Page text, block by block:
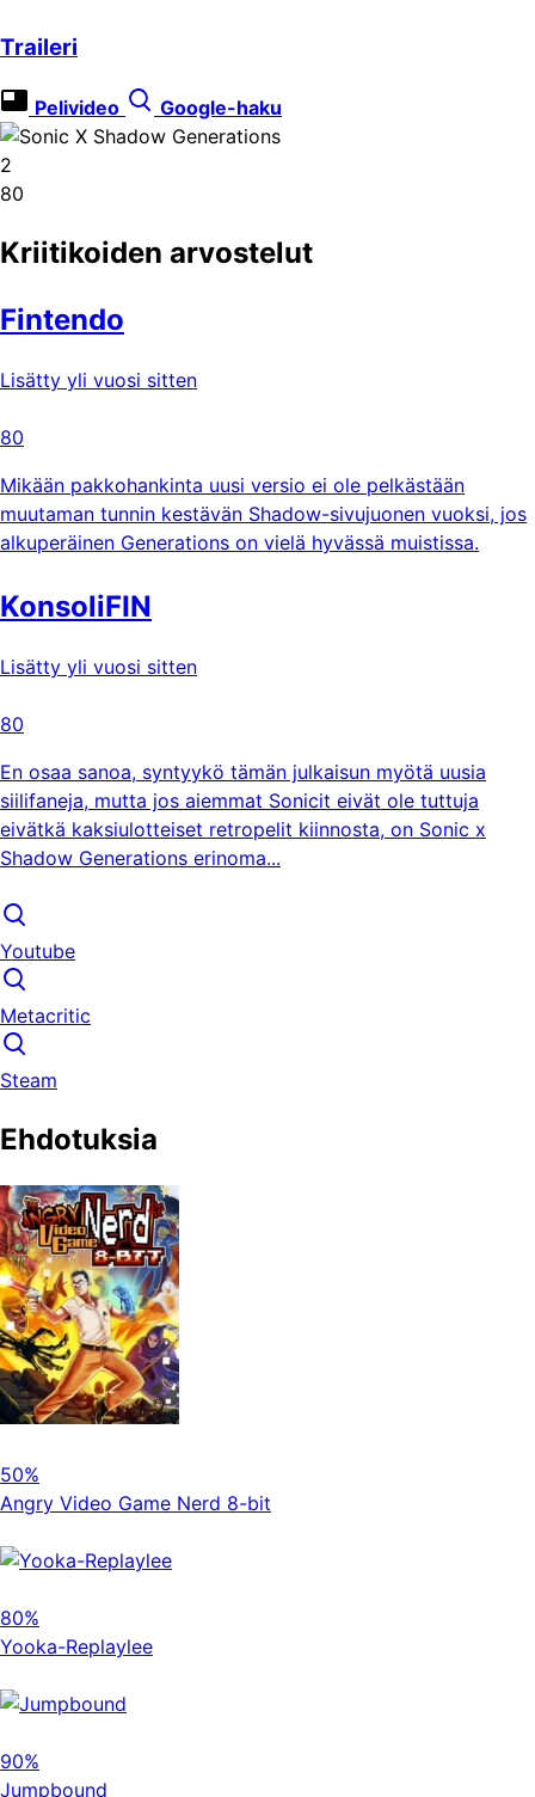
Traileri
Pelivideo Google-haku
2
80
Kriitikoiden arvostelut
Fintendo
Lisätty yli vuosi sitten
80
Mikään pakkohankinta uusi versio ei ole pelkästään
muutaman tunnin kestävän Shadow-sivujuonen vuoksi, jos
alkuperäinen Generations on vielä hyvässä muistissa.
KonsoliFIN
Lisätty yli vuosi sitten
80
En osaa sanoa, syntyykö tämän julkaisun myötä uusia
siilifaneja, mutta jos aiemmat Sonicit eivät ole tuttuja
eivätkä kaksiulotteiset retropelit kiinnosta, on Sonic x
Shadow Generations erinoma...
Youtube
Metacritic
Steam
Ehdotuksia
50%
Angry Video Game Nerd 8-bit
80%
Yooka-Replaylee
90%
Jumpbound